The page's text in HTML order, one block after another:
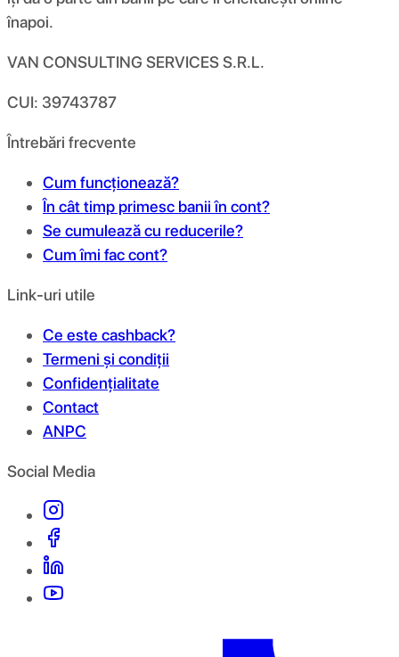
înapoi.
VAN CONSULTING SERVICES S.R.L.
CUI: 39743787
Întrebări frecvente
Cum funcționează?
În cât timp primesc banii în cont?
Se cumulează cu reducerile?
Cum îmi fac cont?
Link-uri utile
Ce este cashback?
Termeni și condiții
Confidențialitate
Contact
ANPC
Social Media